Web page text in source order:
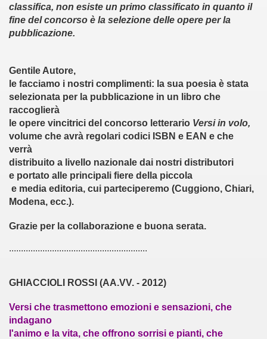
classifica, non esiste un primo classificato in quanto il
fine del concorso è la selezione delle opere per la
pubblicazione.
Gentile Autore,
le facciamo i nostri complimenti: la sua poesia è stata
selezionata per la pubblicazione in un libro che
raccoglierà
le opere vincitrici del concorso letterario Versi in volo,
volume che avrà regolari codici ISBN e EAN e che
verrà
distribuito a livello nazionale dai nostri distributori
e portato alle principali fiere della piccola
e media editoria, cui parteciperemo (Cuggiono, Chiari,
Modena, ecc.).
Grazie per la collaborazione e buona serata.
..........................................................
GHIACCIOLI ROSSI (AA.VV. - 2012)
Versi che trasmettono emozioni e sensazioni, che
indagano
l'animo e la vita, che offrono sorrisi e pianti, che
11)
(31-10-011)
(9-11-011)
in Casentino (12-11-2011)
(15-11-011)
01-2012)
(20-02-2012)
03-2012)
- 03-04-2012)
- 18-04-2012)
REA (19-04-2012)